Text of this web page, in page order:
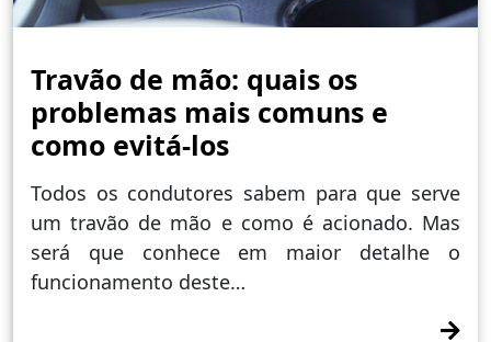
Travão de mão: quais os
problemas mais comuns e
como evitá-los
Todos os condutores sabem para que serve
um travão de mão e como é acionado. Mas
será que conhece em maior detalhe o
funcionamento deste…